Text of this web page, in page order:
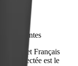
Intelligentes
internet Français
Connectée est le